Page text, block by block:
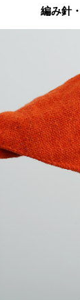
秋冬キット
春夏キット
あみぐるみ
風工房キッ
東海えりか
ビヨンドザ
編み針
ゲージ